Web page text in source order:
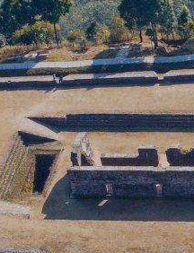
दशौं गाउँसभा,
ढुंगेगढी
स्‍मृति वाटिका